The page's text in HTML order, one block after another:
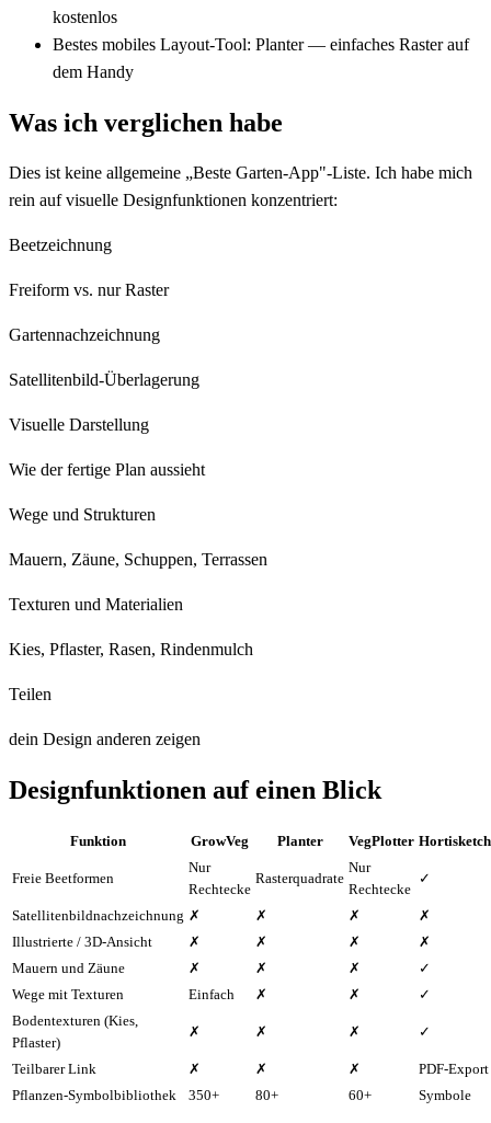
kostenlos
Bestes mobiles Layout-Tool: Planter — einfaches Raster auf
dem Handy
Was ich verglichen habe
Dies ist keine allgemeine „Beste Garten-App"-Liste. Ich habe mich
rein auf visuelle Designfunktionen konzentriert:
Beetzeichnung
Freiform vs. nur Raster
Gartennachzeichnung
Satellitenbild-Überlagerung
Visuelle Darstellung
Wie der fertige Plan aussieht
Wege und Strukturen
Mauern, Zäune, Schuppen, Terrassen
Texturen und Materialien
Kies, Pflaster, Rasen, Rindenmulch
Teilen
dein Design anderen zeigen
Designfunktionen auf einen Blick
Funktion GrowVeg Planter VegPlotter Hortisketch
Freie Beetformen
Nur
Rechtecke
Rasterquadrate
Nur
Rechtecke
✓
Satellitenbildnachzeichnung ✗ ✗ ✗
✗
Illustrierte / 3D-Ansicht
✗ ✗ ✗
✗
Mauern und Zäune
✗ ✗ ✗
✓
Wege mit Texturen
Einfach ✗ ✗
✓
Bodentexturen (Kies,
Pflaster)
✗ ✗ ✗ ✓
Teilbarer Link ✗ ✗ ✗
PDF-Export
Pflanzen-Symbolbibliothek
350+ 80+ 60+ Symbole